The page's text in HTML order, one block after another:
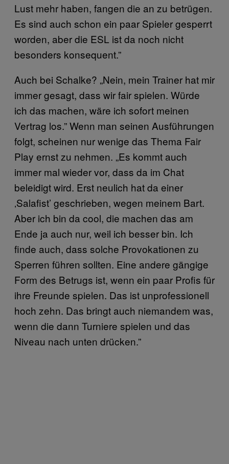
Lust mehr haben, fangen die an zu betrügen.
Es sind auch schon ein paar Spieler gesperrt
worden, aber die ESL ist da noch nicht
besonders konsequent.”
Auch bei Schalke? „Nein, mein Trainer hat mir
immer gesagt, dass wir fair spielen. Würde
ich das machen, wäre ich sofort meinen
Vertrag los.” Wenn man seinen Ausführungen
folgt, scheinen nur wenige das Thema Fair
Play ernst zu nehmen. „Es kommt auch
immer mal wieder vor, dass da im Chat
beleidigt wird. Erst neulich hat da einer
‚Salafist’ geschrieben, wegen meinem Bart.
Aber ich bin da cool, die machen das am
Ende ja auch nur, weil ich besser bin. Ich
finde auch, dass solche Provokationen zu
Sperren führen sollten. Eine andere gängige
Form des Betrugs ist, wenn ein paar Profis für
ihre Freunde spielen. Das ist unprofessionell
hoch zehn. Das bringt auch niemandem was,
wenn die dann Turniere spielen und das
Niveau nach unten drücken.”